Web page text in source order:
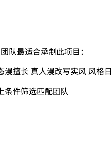
队最适合承制此项目：
漫擅长 真人漫改写实风 风格
条件筛选匹配团队